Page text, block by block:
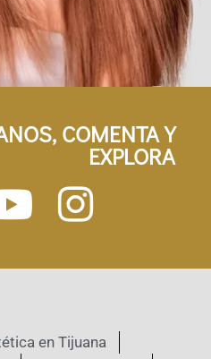
COMENTA Y
EXPLORA
en Tijuana